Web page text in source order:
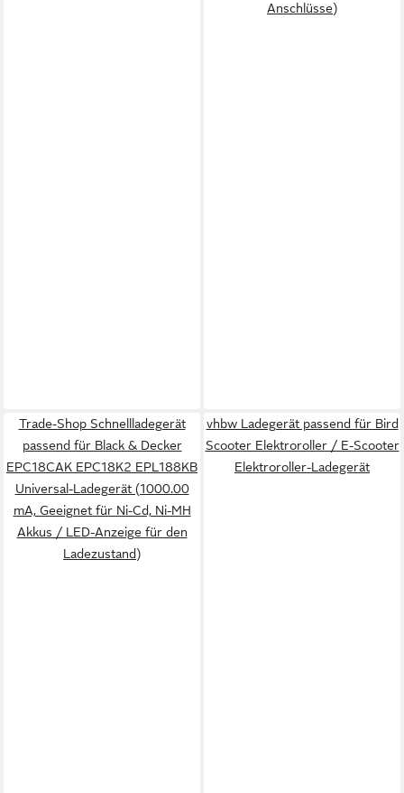
Anschlüsse)
Trade-Shop Schnellladegerät
passend für Black & Decker
EPC18CAK EPC18K2 EPL188KB
Universal-Ladegerät (1000.00
mA, Geeignet für Ni-Cd, Ni-MH
Akkus / LED-Anzeige für den
Ladezustand)
vhbw Ladegerät passend für Bird
Scooter Elektroroller / E-Scooter
Elektroroller-Ladegerät